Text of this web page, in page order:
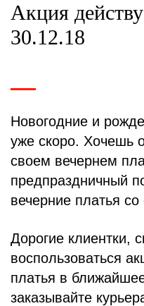
Акция
30.12.18
Новогодние и
уже скоро. Хочешь
своем вечернем
предпраздничный
вечерние платья
Дорогие клиентки,
воспользоваться
платья в
заказывайте